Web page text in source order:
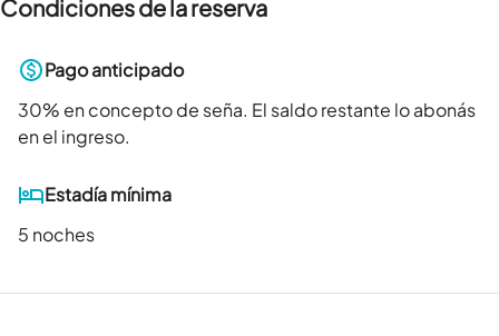
Condiciones de la reserva
Pago anticipado
30% en concepto de seña. El saldo restante lo abonás
en el ingreso.
Estadía mínima
5 noches